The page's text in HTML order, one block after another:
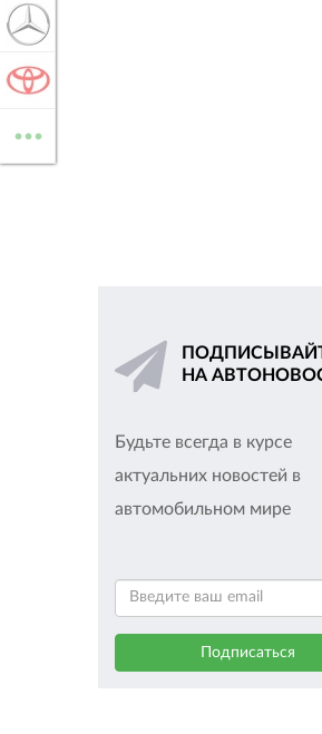
НА
Будьте всегда в курсе
актуальних новостей в
автомобильном мире
...